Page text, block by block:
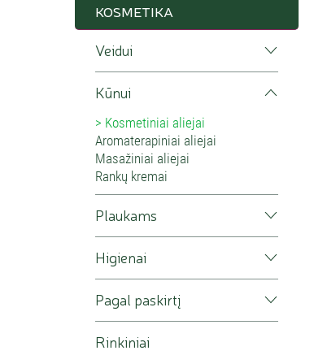
KOSMETIKA
Veidui
Kūnui
Kosmetiniai aliejai
Aromaterapiniai aliejai
Masažiniai aliejai
Rankų kremai
Plaukams
Higienai
Pagal paskirtį
Rinkiniai